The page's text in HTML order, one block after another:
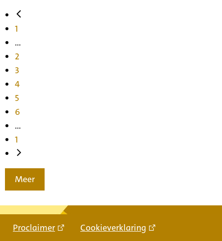
1
...
2
3
4
5
6
...
1
Meer
Proclaimer Cookieverklaring